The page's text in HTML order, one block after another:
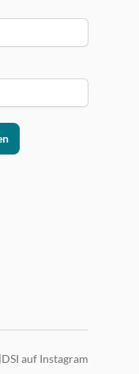
DSI auf Instagram